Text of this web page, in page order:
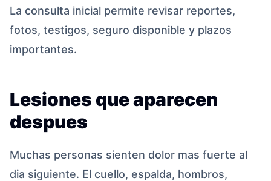
La consulta inicial permite revisar reportes,
fotos, testigos, seguro disponible y plazos
importantes.
Lesiones que aparecen
despues
Muchas personas sienten dolor mas fuerte al
dia siguiente. El cuello, espalda, hombros,